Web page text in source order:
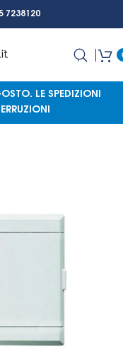
7238120
LE SPEDIZIONI